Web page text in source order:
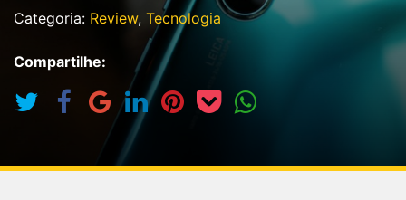
Categoria: Review, Tecnologia
Compartilhe: